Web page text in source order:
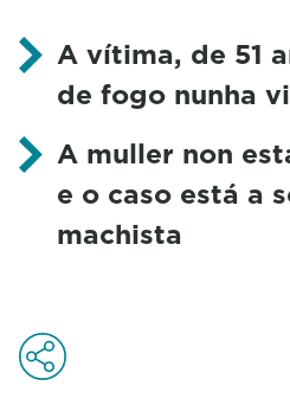
A vítima, de 51
de fogo nunha
A muller non
e o caso está a
machista